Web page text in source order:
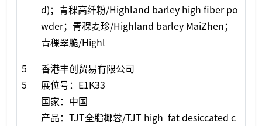
d)；青稞高纤粉/Highland barley high fiber po
wder；青稞麦珍/Highland barley MaiZhen；
青稞翠脆/Highl
5
5
香港丰创贸易有限公司
展位号：E1K33
国家：中国
产品：TJT全脂椰蓉/TJT high fat desiccated c